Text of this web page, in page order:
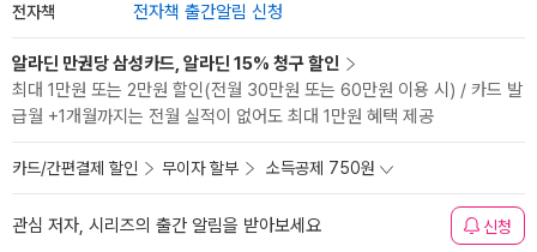
전자책 전자책 출간알림 신청
알라딘 만권당 삼성카드, 알라딘 15% 청구 할인
최대 1만원 또는 2만원 할인(전월 30만원 또는 60만원 이용 시) / 카드 발
급월 +1개월까지는 전월 실적이 없어도 최대 1만원 혜택 제공
카드/간편결제 할인 무이자 할부 소득공제 750원
관심 저자, 시리즈의 출간 알림을 받아보세요 신청